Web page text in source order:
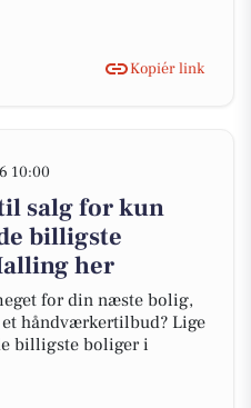
Kopiér link
10:00
salg for kun
billigste
her
for din næste bolig,
håndværkertilbud? Lige
billigste boliger i